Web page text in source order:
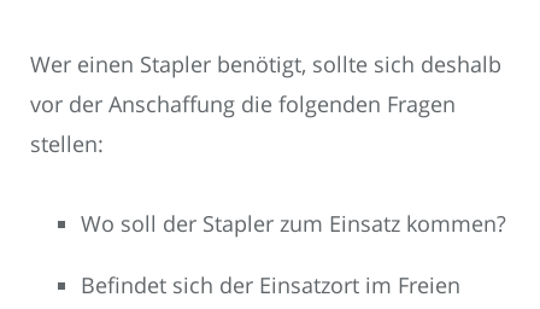
Wer einen Stapler benötigt, sollte sich deshalb
vor der Anschaffung die folgenden Fragen
stellen:
Wo soll der Stapler zum Einsatz kommen?
Befindet sich der Einsatzort im Freien